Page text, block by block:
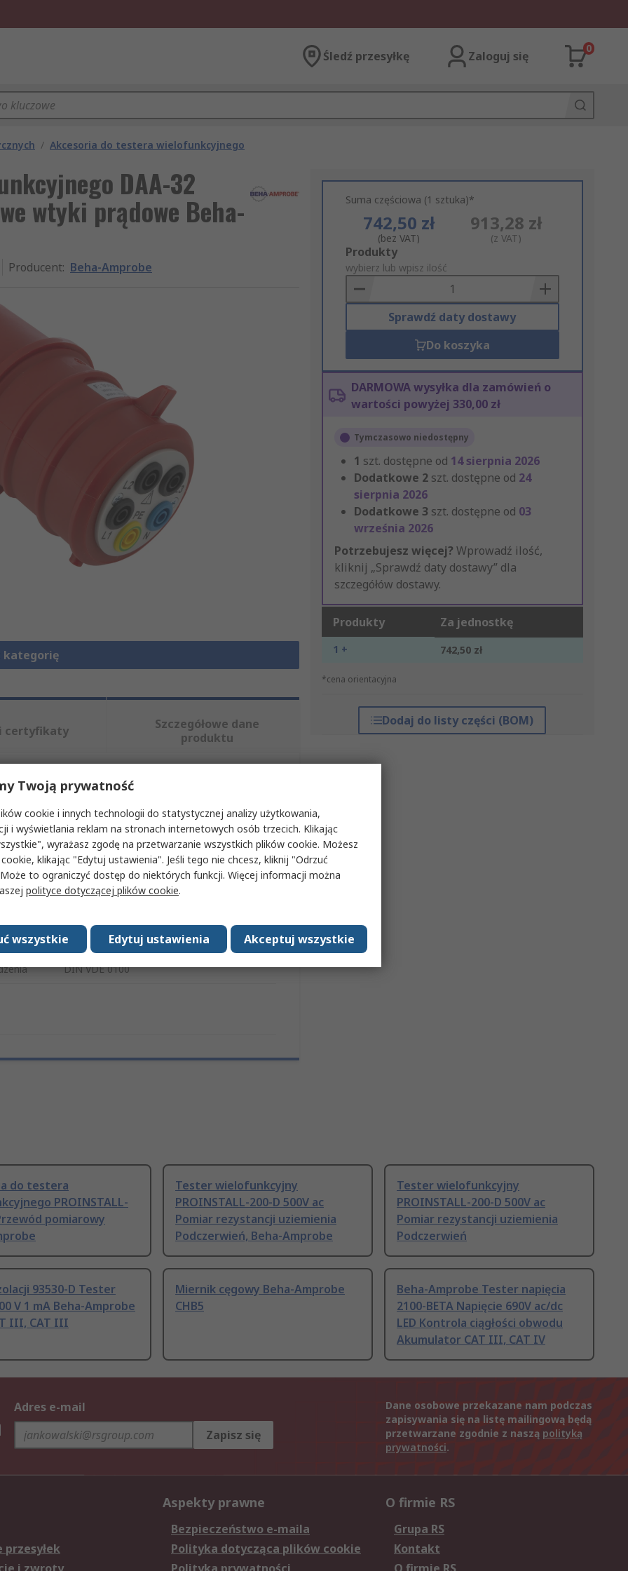
Śledź przesyłkę Zaloguj się
0
/ Akcesoria do testera wielofunkcyjnego
DAA-32
wtyki prądowe Beha-
Producent: Beha-Amprobe
kategorię
Suma częściowa (1 sztuka)*
742,50 zł
(bez VAT)
913,28 zł
(z VAT)
Add
to
Basket
Produkty
wybierz lub wpisz ilość
Sprawdź daty dostawy
Do koszyka
DARMOWA wysyłka dla zamówień o
wartości powyżej 330,00 zł
Tymczasowo niedostępny
1 szt. dostępne od 14 sierpnia 2026
Dodatkowe 2 szt. dostępne od 24
sierpnia 2026
Dodatkowe 3 szt. dostępne od 03
września 2026
Potrzebujesz więcej? Wprowadź ilość,
kliknij „Sprawdź daty dostawy” dla
szczegółów dostawy.
Produkty Za jednostkę
1 + 742,50 zł
*cena orientacyjna
Dodaj do listy części (BOM)
certyfikaty
Szczegółowe dane
produktu
wybierając jeden lub więcej atrybutów.
Wartość
Beha-Amprobe
Trójfazowy zasilacz
Trójfazowe wtyki prądowe
DIN VDE 0100
do testera
PROINSTALL-
pomiarowy
Tester wielofunkcyjny
PROINSTALL-200-D 500V ac
Pomiar rezystancji uziemienia
Podczerwień, Beha-Amprobe
Tester wielofunkcyjny
PROINSTALL-200-D 500V ac
Pomiar rezystancji uziemienia
Podczerwień
93530-D Tester
V 1 mA Beha-Amprobe
III, CAT III
Miernik cęgowy Beha-Amprobe
CHB5
Beha-Amprobe Tester napięcia
2100-BETA Napięcie 690V ac/dc
LED Kontrola ciągłości obwodu
Akumulator CAT III, CAT IV
Adres e-mail
Zapisz się
Dane osobowe przekazane nam podczas
zapisywania się na listę mailingową będą
przetwarzane zgodnie z naszą polityką
prywatności.
przesyłek
Aspekty prawne
Bezpieczeństwo e-maila
Polityka dotycząca plików cookie
O firmie RS
Grupa RS
Kontakt
Twoją prywatność
cookie i innych technologii do statystycznej analizy użytkowania,
i wyświetlania reklam na stronach internetowych osób trzecich. Klikając
wyrażasz zgodę na przetwarzanie wszystkich plików cookie. Możesz
klikając "Edytuj ustawienia". Jeśli tego nie chcesz, kliknij "Odrzuć
to ograniczyć dostęp do niektórych funkcji. Więcej informacji można
polityce dotyczącej plików cookie.
Akceptuj wszystkie
Edytuj ustawienia
wszystkie